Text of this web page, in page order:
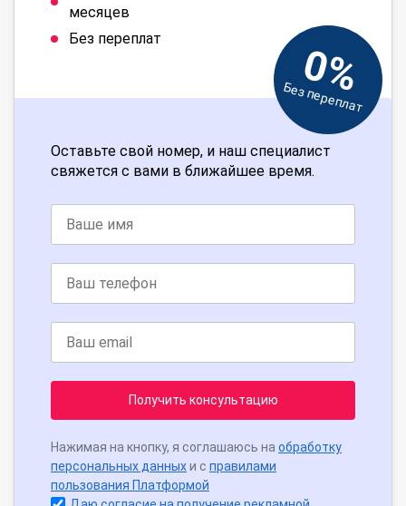
месяцев
Без переплат
0%
Без переплат
Оставьте свой номер, и наш специалист
свяжется с вами в ближайшее время.
Получить консультацию
Нажимая на кнопку, я соглашаюсь на обработку
персональных данныхи с правилами
пользования Платформой